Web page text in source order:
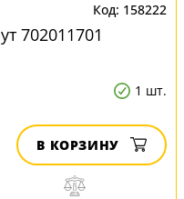
158222
702011701
1 шт.
В КОРЗИНУ